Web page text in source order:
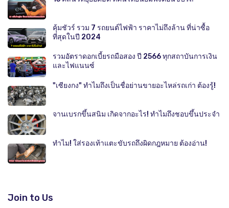
คุ้มชัวร์ รวม 7 รถยนต์ไฟฟ้า ราคาไม่ถึงล้าน ที่น่าซื้อ
ที่สุดในปี 2024
รวมอัตราดอกเบี้ยรถมือสอง ปี 2566 ทุกสถาบันการเงิน
และไฟแนนซ์
"เซียงกง" ทำไมถึงเป็นชื่อย่านขายอะไหล่รถเก่า ต้องรู้!
จานเบรกขึ้นสนิม เกิดจากอะไร! ทำไมถึงชอบขึ้นประจำ
ทำไม! ใส่รองเท้าแตะขับรถถึงผิดกฎหมาย ต้องอ่าน!
Join to Us